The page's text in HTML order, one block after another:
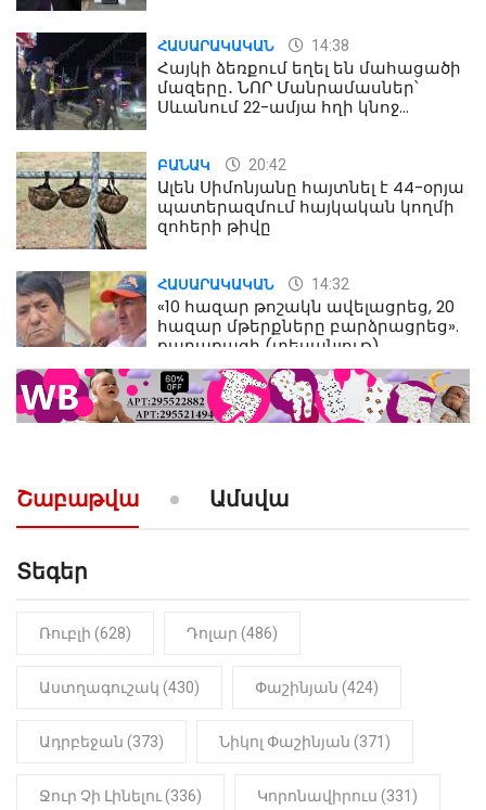
ՀԱՍԱՐԱԿԱԿԱՆ 14:38
Հայկի ձեռքում եղել են մահացածի
մազերը․ ՆՈՐ Մանրամասներ՝
Սևանում 22-ամյա հղի կնոջ
ԲԱՆԱԿ 20:42
Ալեն Սիմոնյանը հայտնել է 44-օրյա
պատերազմում հայկական կողմի
զոհերի թիվը
ՀԱՍԱՐԱԿԱԿԱՆ 14:32
«10 հազար թոշակն ավելացրեց, 20
հազար մթերքները բարձրացրեց».
քաղաքացի (տեսանյութ)
ՔԱՂԱՔԱԿԱՆ 10:52
«Լեզվիդ տալու փոխարեն
Սաղաթելյան (տեսանյութ)
Շաբաթվա Ամսվա
Տեգեր
Ռուբլի (628) Դոլար (486)
Աստղագուշակ (430) Փաշինյան (424)
Ադրբեջան (373) Նիկոլ Փաշինյան (371)
Ջուր Չի Լինելու (336) Կորոնավիրուս (331)